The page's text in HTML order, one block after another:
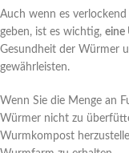
Auch wenn es
geben, ist es wichtig, eine
Gesundheit der Würmer
gewährleisten.
Wenn Sie die Menge an
Würmer nicht zu
Wurmkompost